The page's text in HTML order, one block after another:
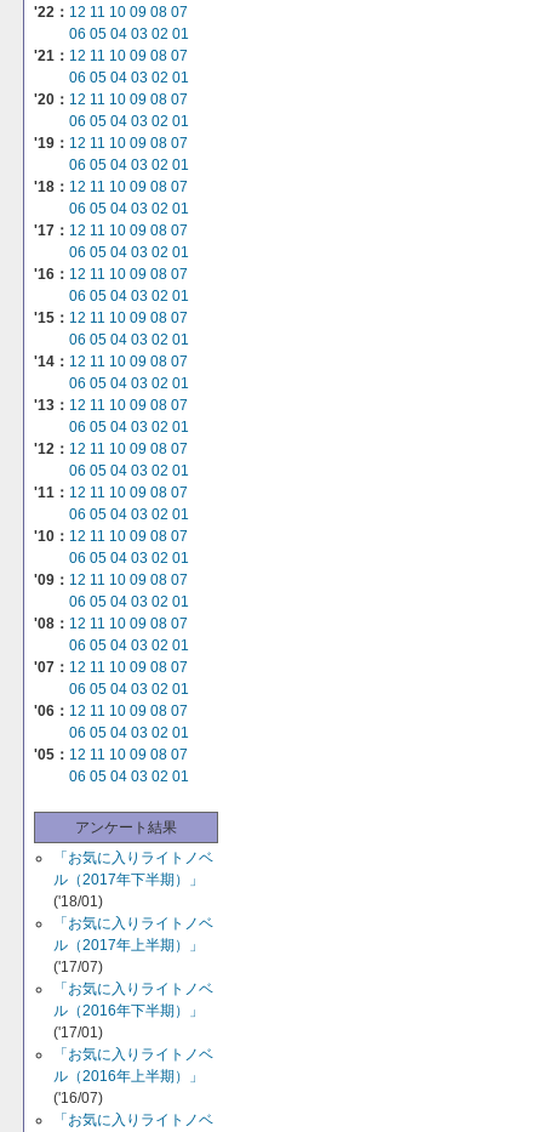
'22： 12 11 10 09 08 07
06 05 04 03 02 01
'21： 12 11 10 09 08 07
06 05 04 03 02 01
'20： 12 11 10 09 08 07
06 05 04 03 02 01
'19： 12 11 10 09 08 07
06 05 04 03 02 01
'18： 12 11 10 09 08 07
06 05 04 03 02 01
'17： 12 11 10 09 08 07
06 05 04 03 02 01
'16： 12 11 10 09 08 07
06 05 04 03 02 01
'15： 12 11 10 09 08 07
06 05 04 03 02 01
'14： 12 11 10 09 08 07
06 05 04 03 02 01
'13： 12 11 10 09 08 07
06 05 04 03 02 01
'12： 12 11 10 09 08 07
06 05 04 03 02 01
'11： 12 11 10 09 08 07
06 05 04 03 02 01
'10： 12 11 10 09 08 07
06 05 04 03 02 01
'09： 12 11 10 09 08 07
06 05 04 03 02 01
'08： 12 11 10 09 08 07
06 05 04 03 02 01
'07： 12 11 10 09 08 07
06 05 04 03 02 01
'06： 12 11 10 09 08 07
06 05 04 03 02 01
'05： 12 11 10 09 08 07
06 05 04 03 02 01
アンケート結果
「お気に入りライトノベ
ル（2017年下半期）」
('18/01)
「お気に入りライトノベ
ル（2017年上半期）」
('17/07)
「お気に入りライトノベ
ル（2016年下半期）」
('17/01)
「お気に入りライトノベ
ル（2016年上半期）」
('16/07)
「お気に入りライトノベ